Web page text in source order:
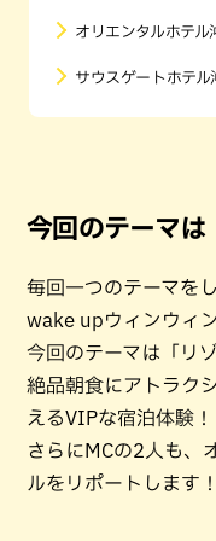
オリエンタルホテ
サウスゲートホテル
今回のテーマは
毎回一つのテーマを
wake upウィンウィン
今回のテーマは「リ
絶品朝食にアトラク
えるVIPな宿泊体験！
さらにMCの2人も、
ルをリポートします！